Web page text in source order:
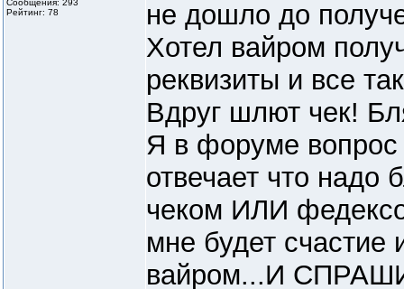
Сообщения: 293
Рейтинг: 78
не дошло до
Хотел вайром
реквизиты и все
Вдруг шлют чек!
Я в форуме
отвечает что надо
чеком ИЛИ
мне будет счастие
вайром...И